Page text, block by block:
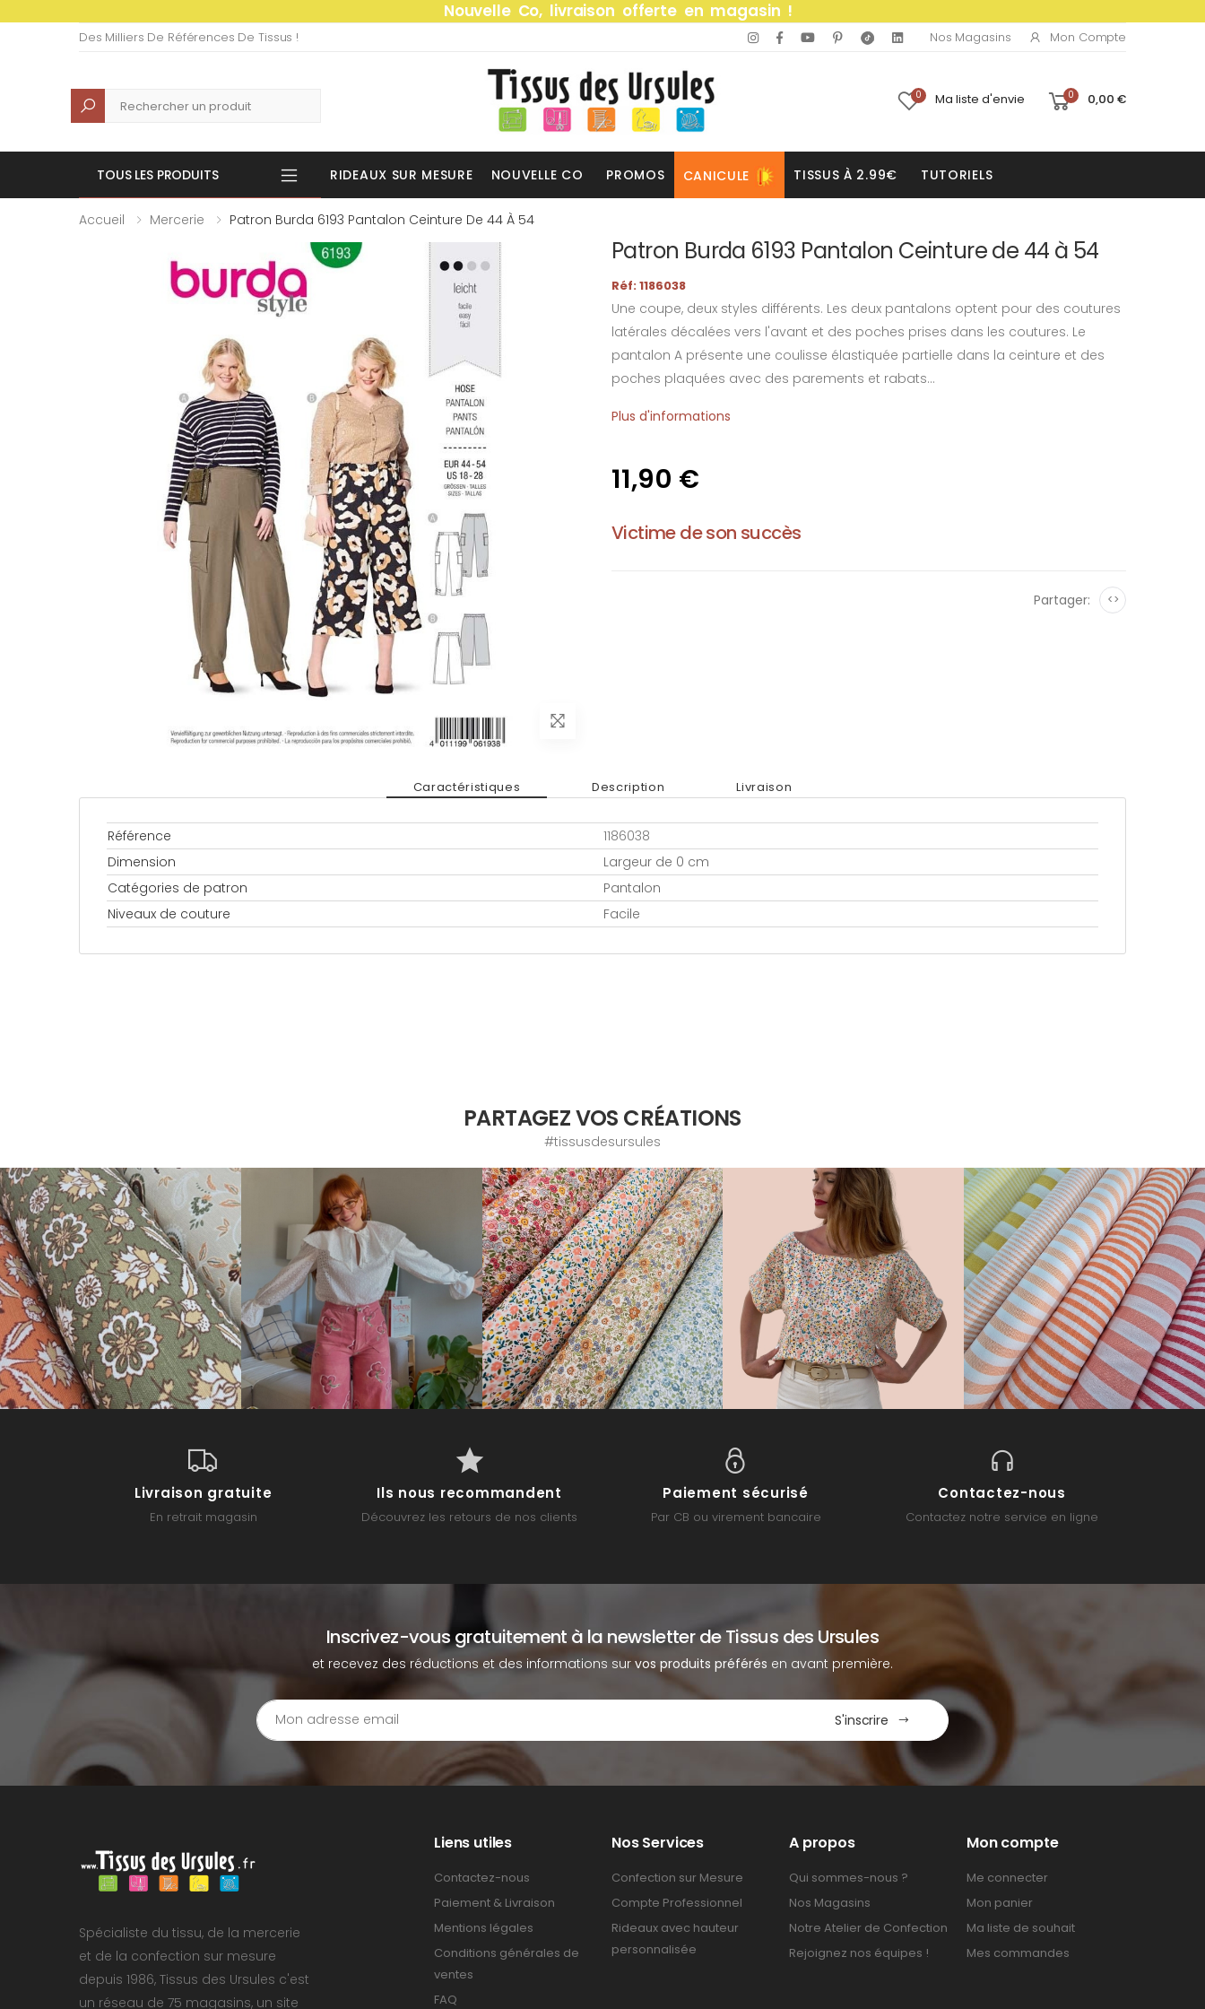
Nouvelle Co, livraison offerte en magasin !
Des Milliers De Références De Tissus ! Nos Magasins Mon Compte
Recherche 0 Ma liste d'envie 0 0,00 €
TOUS LES PRODUITS RIDEAUX SUR MESURE NOUVELLE CO PROMOS CANICULE TISSUS À 2.99€ TUTORIELS
Accueil Mercerie Patron Burda 6193 Pantalon Ceinture De 44 À 54
Patron Burda 6193 Pantalon Ceinture de 44 à 54
Réf: 1186038
Une coupe, deux styles différents. Les deux pantalons optent pour des coutures
latérales décalées vers l'avant et des poches prises dans les coutures. Le
pantalon A présente une coulisse élastiquée partielle dans la ceinture et des
poches plaquées avec des parements et rabats...
Plus d'informations
11,90 €
Victime de son succès
Partager: <>
Caractéristiques Description Livraison
Référence
1186038
Dimension
Largeur de 0 cm
Catégories de patron
Pantalon
Niveaux de couture
Facile
PARTAGEZ VOS CRÉATIONS
#tissusdesursules
Livraison gratuite
En retrait magasin
Ils nous recommandent
Découvrez les retours de nos clients
Paiement sécurisé
Par CB ou virement bancaire
Contactez-nous
Contactez notre service en ligne
Inscrivez-vous gratuitement à la newsletter de Tissus des Ursules
et recevez des réductions et des informations survos produits préférés en avant première.
S'inscrire
Spécialiste du tissu, de la mercerie
et de la confection sur mesure
depuis 1986, Tissus des Ursules c'est
un réseau de 75 magasins, un site
Liens utiles
Contactez-nous
Paiement & Livraison
Mentions légales
Conditions générales de
ventes
FAQ
Nos Services
Confection sur Mesure
Compte Professionnel
Rideaux avec hauteur
personnalisée
A propos
Qui sommes-nous ?
Nos Magasins
Notre Atelier de Confection
Rejoignez nos équipes !
Mon compte
Me connecter
Mon panier
Ma liste de souhait
Mes commandes